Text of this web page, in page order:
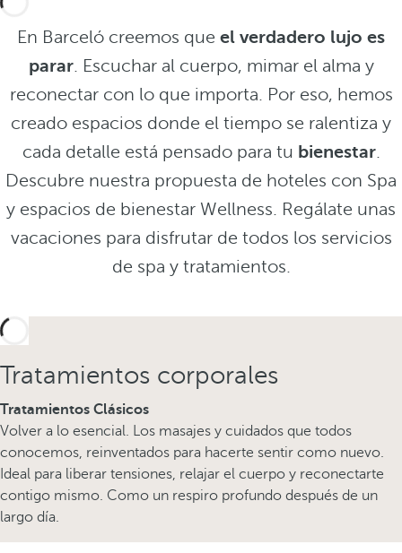
En Barceló creemos que el verdadero lujo es
parar. Escuchar al cuerpo, mimar el alma y
reconectar con lo que importa. Por eso, hemos
creado espacios donde el tiempo se ralentiza y
cada detalle está pensado para tu bienestar.
Descubre nuestra propuesta de hoteles con Spa
y espacios de bienestar Wellness. Regálate unas
vacaciones para disfrutar de todos los servicios
de spa y tratamientos.
Tratamientos corporales
Tratamientos Clásicos
Volver a lo esencial. Los masajes y cuidados que todos
conocemos, reinventados para hacerte sentir como nuevo.
Ideal para liberar tensiones, relajar el cuerpo y reconectarte
contigo mismo. Como un respiro profundo después de un
largo día.